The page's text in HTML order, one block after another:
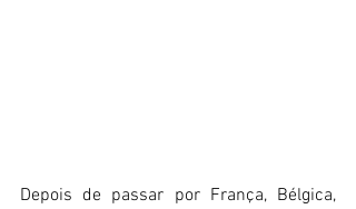
Depois de passar por França, Bélgica,